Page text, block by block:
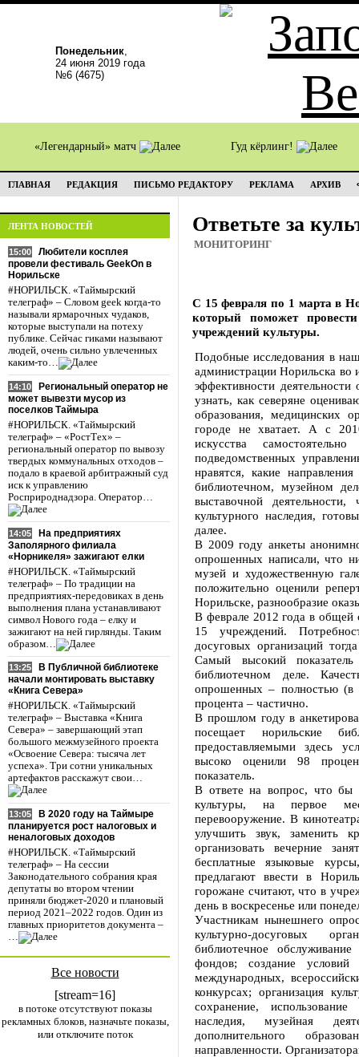
Понедельник,
24 июня 2019 года
№6 (4675)
«Легендарный» матч Гуд кёрлинг!
ГЛАВНАЯ РЕДАКЦИЯ ПИСЬМО РЕДАКТОРУ РЕКЛАМА АРХИВ
ЛЕНТА НОВОСТЕЙ
15:00
Любители косплея
провели фестиваль GeekOn в
Норильске
#НОРИЛЬСК. «Таймырский
телеграф» – Словом geek когда-то
называли ярмарочных чудаков,
которые выступали на потеху
публике. Сейчас гиками называют
людей, очень сильно увлеченных
каким-то…
14:10
Региональный оператор не
может вывезти мусор из
поселков Таймыра
#НОРИЛЬСК. «Таймырский
телеграф» – «РостТех» –
региональный оператор по вывозу
твердых коммунальных отходов –
подало в краевой арбитражный суд
иск к управлению
Росприроднадзора. Оператор…
14:05
На предприятиях
Заполярного филиала
«Норникеля» зажигают елки
#НОРИЛЬСК. «Таймырский
телеграф» – По традиции на
предприятиях-передовиках в день
выполнения плана устанавливают
символ Нового года – елку и
зажигают на ней гирлянды. Таким
образом…
13:25
В Публичной библиотеке
начали монтировать выставку
«Книга Севера»
#НОРИЛЬСК. «Таймырский
телеграф» – Выставка «Книга
Севера» – завершающий этап
большого межмузейного проекта
«Освоение Севера: тысяча лет
успеха». Три сотни уникальных
артефактов расскажут свои…
13:05
В 2020 году на Таймыре
планируется рост налоговых и
неналоговых доходов
#НОРИЛЬСК. «Таймырский
телеграф» – На сессии
Законодательного собрания края
депутаты во втором чтении
приняли бюджет-2020 и плановый
период 2021–2022 годов. Один из
главных приоритетов документа –
…
Все новости
[stream=16]
в потоке отсутствуют показы
рекламных блоков, назначьте показы,
или отключите поток
Ответьте за
МОНИТОРИНГ
С 15 февраля по 1 марта в
который поможет
учреждений культуры.
Подобные исследования в
администрации Норильска во
эффективности
узнать, как северяне
образования, медицинских
городе не хватает. А с
искусства
подведомственных
нравятся, какие
библиотечном, музейном
выставочной
культурного наследия,
далее.
В 2009 году анкеты
опрошенных написали, что
музей и художественную
положительно оценили
Норильске, разнообразие
В феврале 2012 года в общей
15 учреждений.
досуговых организаций
Самый высокий
библиотечном деле.
опрошенных – полностью (в
процента – частично.
В прошлом году в
посещает норильские
предоставляемыми здесь
высоко оценили 98
показатель.
В ответе на вопрос, что бы
культуры, на первое
перевооружение. В
улучшить звук, заменить
организовать вечерние
бесплатные языковые
предлагают ввести в
горожане считают, что в
день в воскресенье или
Участникам нынешнего
культурно-досуговых
библиотечное
фондов; создание условий
международных,
конкурсах; организация
сохранение,
наследия, музейная
дополнительного
направленности.